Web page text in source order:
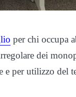
per chi occupa
dei
e per utilizzo del